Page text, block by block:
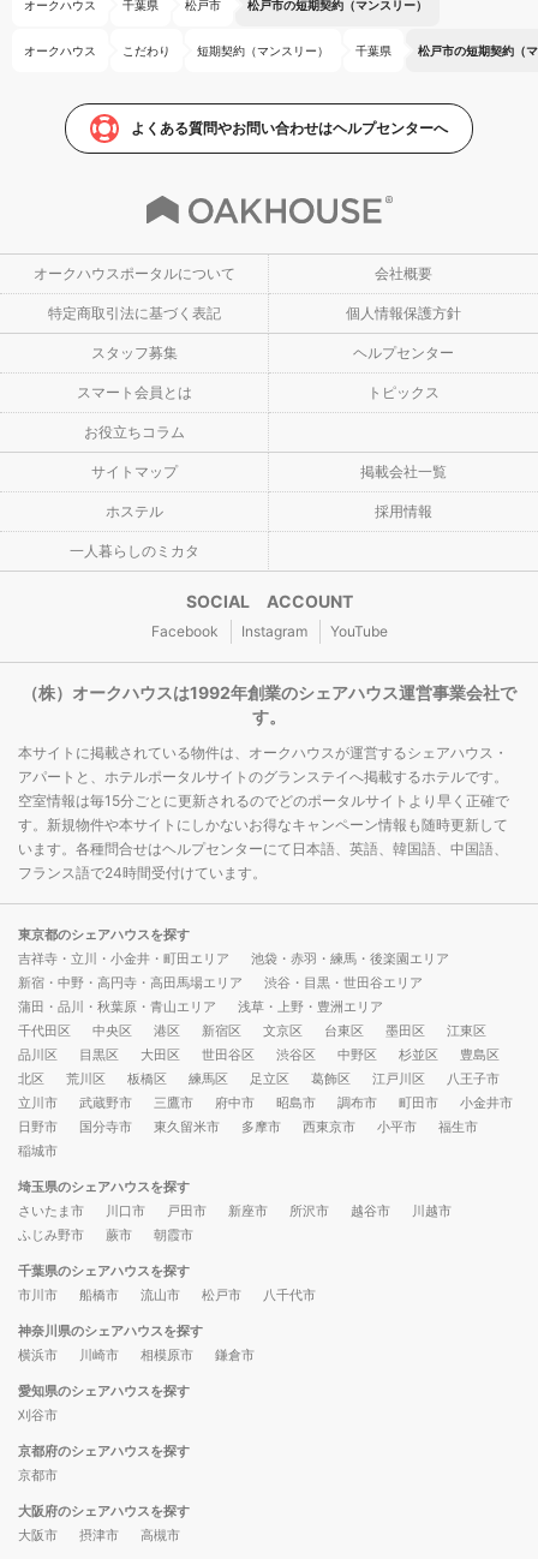
オークハウス 千葉県 松戸市 松戸市の短期契約（マンスリー）
オークハウス こだわり 短期契約（マンスリー） 千葉県 松戸市の短期契約（
よくある質問やお問い合わせはヘルプセンターへ
オークハウスポータルについて 会社概要
特定商取引法に基づく表記 個人情報保護方針
スタッフ募集 ヘルプセンター
スマート会員とは トピックス
お役立ちコラム
サイトマップ 掲載会社一覧
ホステル 採用情報
一人暮らしのミカタ
SOCIAL ACCOUNT
Facebook Instagram YouTube
（株）オークハウスは1992年創業のシェアハウス運営事業会社で
す。
本サイトに掲載されている物件は、オークハウスが運営するシェアハウス・
アパートと、ホテルポータルサイトのグランステイへ掲載するホテルです。
空室情報は毎15分ごとに更新されるのでどのポータルサイトより早く正確で
す。新規物件や本サイトにしかないお得なキャンペーン情報も随時更新して
います。各種問合せはヘルプセンターにて日本語、英語、韓国語、中国語、
フランス語で24時間受付けています。
東京都のシェアハウスを探す
吉祥寺・立川・小金井・町田エリア
池袋・赤羽・練馬・後楽園エリア
新宿・中野・高円寺・高田馬場エリア
渋谷・目黒・世田谷エリア
蒲田・品川・秋葉原・青山エリア
浅草・上野・豊洲エリア
千代田区
中央区 港区 新宿区 文京区 台東区 墨田区
江東区
品川区
目黒区 大田区 世田谷区 渋谷区 中野区 杉並区
豊島区
北区
荒川区 板橋区 練馬区 足立区 葛飾区 江戸川区
八王子市
立川市
武蔵野市 三鷹市 府中市 昭島市 調布市 町田市
小金井市
日野市
国分寺市 東久留米市 多摩市 西東京市 小平市
福生市
稲城市
埼玉県のシェアハウスを探す
さいたま市
川口市 戸田市 新座市 所沢市 越谷市
川越市
ふじみ野市
蕨市 朝霞市
千葉県のシェアハウスを探す
市川市
船橋市 流山市 松戸市 八千代市
神奈川県のシェアハウスを探す
横浜市
川崎市 相模原市 鎌倉市
愛知県のシェアハウスを探す
刈谷市
京都府のシェアハウスを探す
京都市
大阪府のシェアハウスを探す
大阪市
摂津市 高槻市